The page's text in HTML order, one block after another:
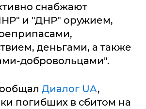
снабжают
и "ДНР" оружием,
деньгами, а также
добровольцами".
Диалог UA,
погибших в сбитом на